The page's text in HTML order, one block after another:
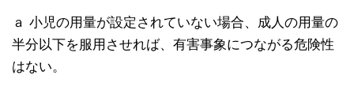
ａ 小児の用量が設定されていない場合、成人の用量の
半分以下を服用させれば、有害事象につながる危険性
はない。